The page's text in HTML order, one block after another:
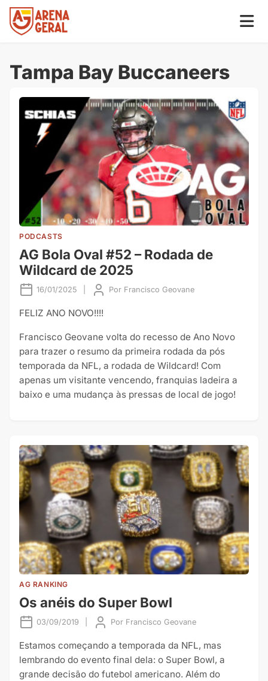
Tampa Bay Buccaneers
PODCASTS
AG Bola Oval #52 – Rodada de
Wildcard de 2025
16/01/2025 Por Francisco Geovane
FELIZ ANO NOVO!!!!
Francisco Geovane volta do recesso de Ano Novo
para trazer o resumo da primeira rodada da pós
temporada da NFL, a rodada de Wildcard! Com
apenas um visitante vencendo, franquias ladeira a
baixo e uma mudança às pressas de local de jogo!
AG RANKING
Os anéis do Super Bowl
03/09/2019 Por Francisco Geovane
Estamos começando a temporada da NFL, mas
lembrando do evento final dela: o Super Bowl, a
grande decisão do futebol americano. Além do